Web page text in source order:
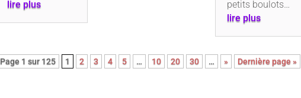
lire plus
petits boulots…
lire plus
Page 1 sur 125 1 2 3 4 5 … 10 20 30 … » Dernière page »